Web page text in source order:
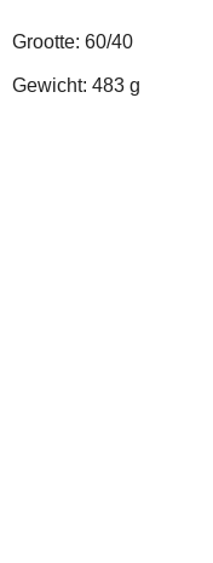
Grootte: 60/40
Gewicht: 483 g